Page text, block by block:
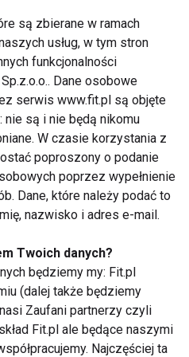
polecana:
biegu,
(jako
ciągu dnia),
które obawiają
się z lękiem,
uzupełnieniem
poranny rytuał lub
są zbierane w ramach
usług, w tym stron
funkcjonalności
Dane osobowe
serwis www.fit.pl są objęte
nie są i nie będą nikomu
W czasie korzystania z
poproszony o podanie
poprzez wypełnienie
Dane, które należy podać to
nazwisko i adres e-mail.
Twoich danych?
będziemy my: Fit.pl
(dalej także będziemy
Zaufani partnerzy czyli
Fit.pl ale będące naszymi
Najczęściej ta